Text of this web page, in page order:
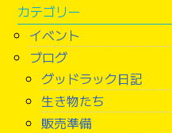
カテゴリー
イベント
ブログ
グッドラック日記
生き物たち
販売準備